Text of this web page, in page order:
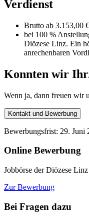
Verdienst
Brutto ab 3.153,00
bei 100 %
Diözese Linz. Ein
anrechenbaren
Konnten wir
Wenn ja, dann freuen wir
Kontakt und Bewerbung
Bewerbungsfrist: 29. Juni
Online Bewerbung
Jobbörse der Diözese Linz
Zur Bewerbung
Bei Fragen dazu